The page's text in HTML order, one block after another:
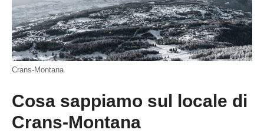
Crans-Montana
Cosa sappiamo sul locale di
Crans-Montana